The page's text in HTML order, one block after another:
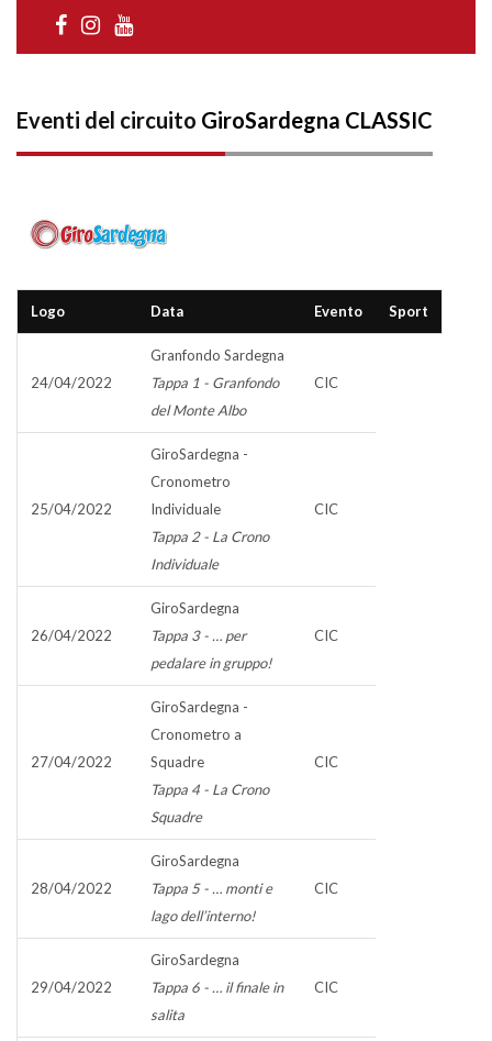
Eventi del circuito GiroSardegna CLASSIC
Logo Data Evento Sport
24/04/2022
Granfondo Sardegna
Tappa 1 - Granfondo
del Monte Albo
CIC
25/04/2022
GiroSardegna -
Cronometro
Individuale
Tappa 2 - La Crono
Individuale
CIC
26/04/2022
GiroSardegna
Tappa 3 - … per
pedalare in gruppo!
CIC
27/04/2022
GiroSardegna -
Cronometro a
Squadre
Tappa 4 - La Crono
Squadre
CIC
28/04/2022
GiroSardegna
Tappa 5 - … monti e
lago dell’interno!
CIC
29/04/2022
GiroSardegna
Tappa 6 - … il finale in
salita
CIC